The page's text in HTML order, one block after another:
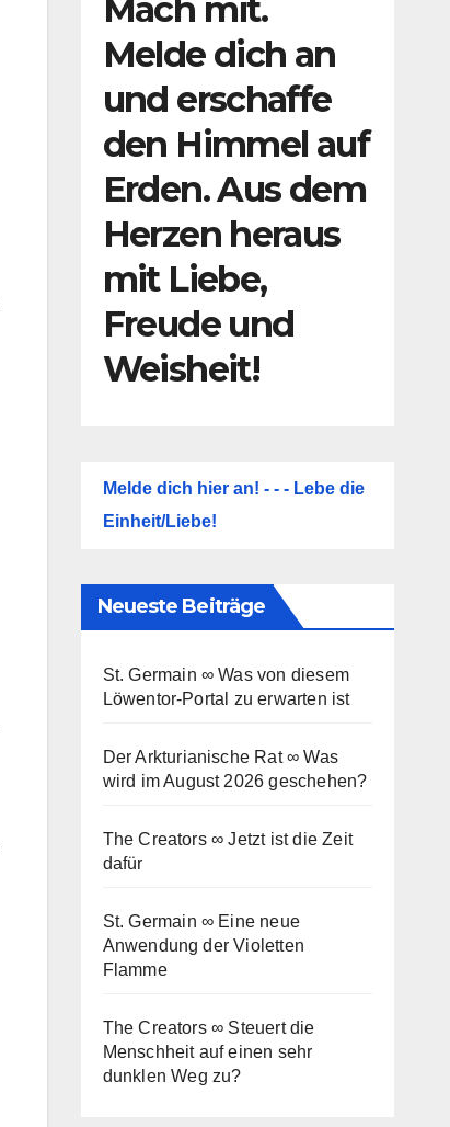
Mach mit.
Melde dich an
und erschaffe
den Himmel auf
Erden. Aus dem
Herzen heraus
mit Liebe,
Freude und
Weisheit!
Melde dich hier an! - - - Lebe die
Einheit/Liebe!
Neueste Beiträge
St. Germain ∞ Was von diesem
Löwentor-Portal zu erwarten ist
Der Arkturianische Rat ∞ Was
wird im August 2026 geschehen?
The Creators ∞ Jetzt ist die Zeit
dafür
St. Germain ∞ Eine neue
Anwendung der Violetten
Flamme
The Creators ∞ Steuert die
Menschheit auf einen sehr
dunklen Weg zu?